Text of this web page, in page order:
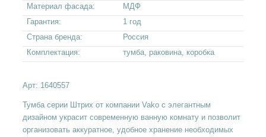
Материал фасада:
МДФ
Гарантия:
1 год
Страна бренда:
Россия
Комплектация:
тумба, раковина, коробка
Арт: 1640557
Тумба серии Штрих от компании Vako с элегантным
дизайном украсит современную ванную комнату и позволит
организовать аккуратное, удобное хранение необходимых